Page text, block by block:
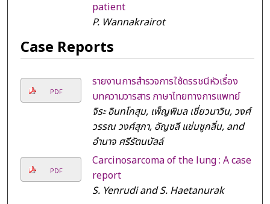
patient
P. Wannakrairot
Case Reports
PDF
รายงานการสำรวจการใช้ดรรชนีหัวเรื่อง
บทความวารสาร ภาษาไทยทางการแพทย์
จิระ อินทโกสุม, เพ็ญพิมล เชี่ยวนาวิน, วงศ์
วรรณ วงศ์สุภา, อัญชลี แช่มชูกลิ่น, and
อำนาจ ศรีรัตนบัลล์
PDF
Carcinosarcoma of the lung : A case
report
S. Yenrudi and S. Haetanurak